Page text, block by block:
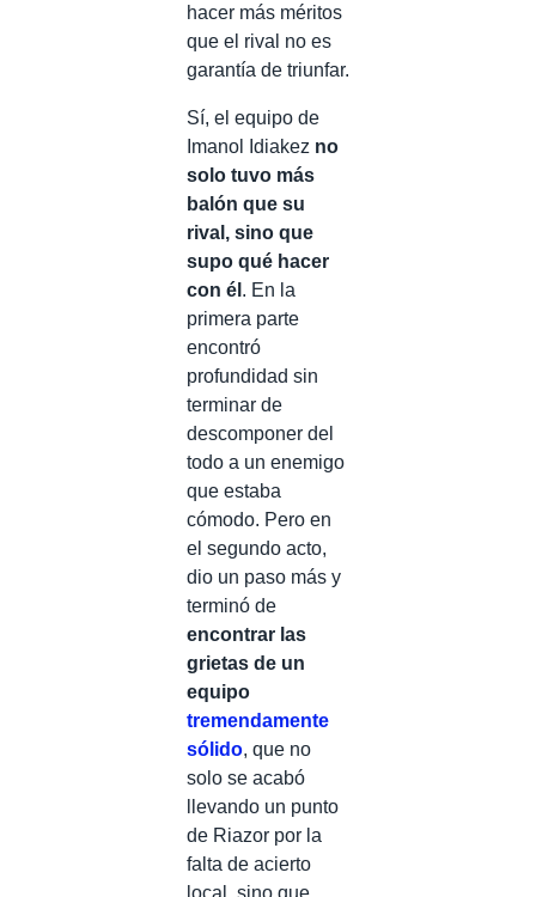
hacer más méritos
que el rival no es
garantía de triunfar.
Sí, el equipo de
Imanol Idiakez no
solo tuvo más
balón que su
rival, sino que
supo qué hacer
con él . En la
primera parte
encontró
profundidad sin
terminar de
descomponer del
todo a un enemigo
que estaba
cómodo. Pero en
el segundo acto,
dio un paso más y
terminó de
encontrar las
grietas de un
equipo
tremendamente
sólido, que no
solo se acabó
llevando un punto
de Riazor por la
falta de acierto
local, sino que